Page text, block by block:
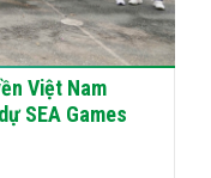
Việt Nam
SEA Games